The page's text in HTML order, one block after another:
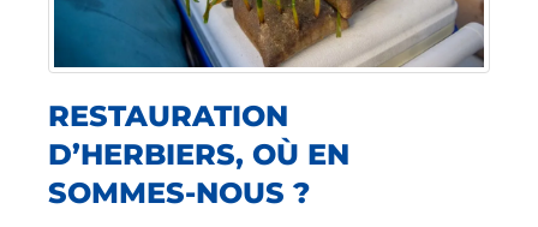
RESTAURATION
D’HERBIERS, OÙ EN
SOMMES-NOUS ?